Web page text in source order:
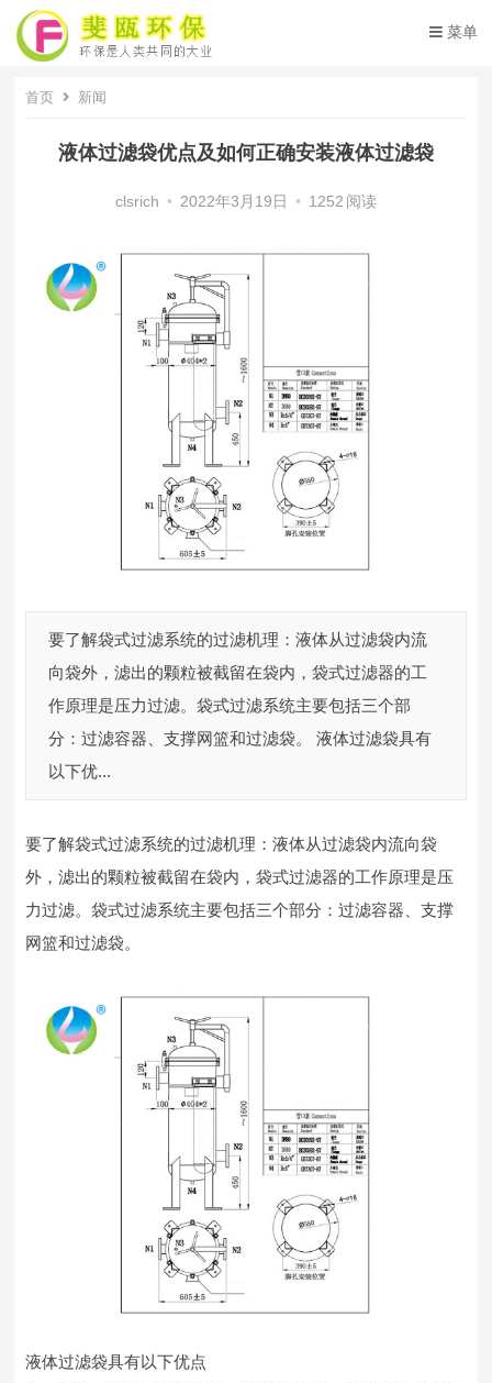
菜单
首页 新闻
液体过滤袋优点及如何正确安装液体过滤袋
clsrich • 2022年3月19日 • 1252 阅读
要了解袋式过滤系统的过滤机理：液体从过滤袋内流
向袋外，滤出的颗粒被截留在袋内，袋式过滤器的工
作原理是压力过滤。袋式过滤系统主要包括三个部
分：过滤容器、支撑网篮和过滤袋。 液体过滤袋具有
以下优...
要了解袋式过滤系统的过滤机理：液体从过滤袋内流向袋
外，滤出的颗粒被截留在袋内，袋式过滤器的工作原理是压
力过滤。袋式过滤系统主要包括三个部分：过滤容器、支撑
网篮和过滤袋。
液体过滤袋具有以下优点